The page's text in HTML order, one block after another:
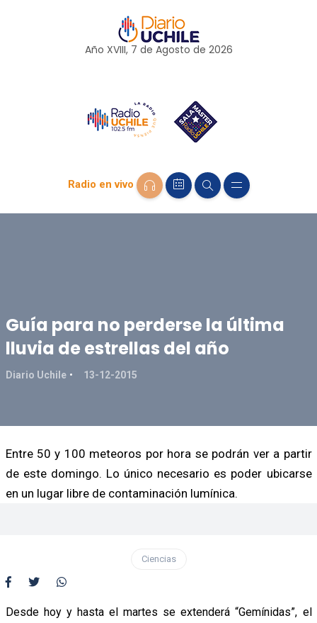
Año XVIII, 7 de Agosto de 2026
Radio en vivo
Guía para no perderse la última
lluvia de estrellas del año
Diario Uchile 13-12-2015
Entre 50 y 100 meteoros por hora se podrán ver a partir
de este domingo. Lo único necesario es poder ubicarse
en un lugar libre de contaminación lumínica.
Ciencias
Desde hoy y hasta el martes se extenderá “Gemínidas”, el